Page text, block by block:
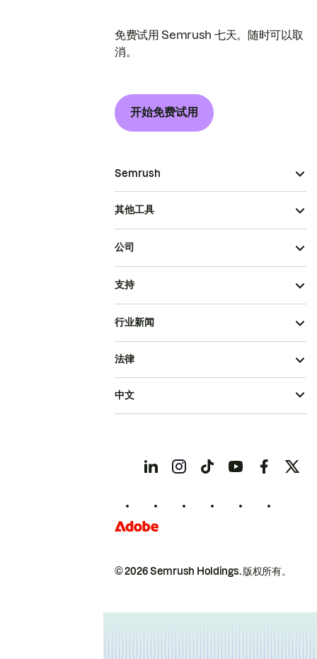
免费试用 Semrush 七天。随时可以取
消。
开始免费试用
Semrush
其他工具
公司
支持
行业新闻
© 2026 Semrush Holdings.版权所有。
法律
中文